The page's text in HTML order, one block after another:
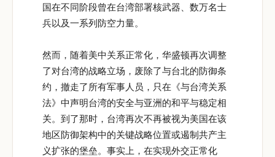
国在不同阶段曾在台湾部署核武器、数万名士
兵以及一系列防空力量。
然而，随着美中关系正常化，华盛顿再次调整
了对台湾的战略立场，废除了与台北的防御条
约，撤走了所有军事人员，只在《与台湾关系
法》中声明台湾的安全与亚洲的和平与稳定相
关。到了那时，台湾再次不再被视为美国在该
地区防御架构中的关键战略位置或遏制共产主
义扩张的堡垒。事实上，在实现外交正常化